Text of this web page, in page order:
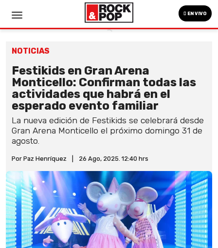
EN VIVO
NOTICIAS
Festikids en Gran Arena
Monticello: Confirman todas las
actividades que habrá en el
esperado evento familiar
La nueva edición de Festikids se celebrará desde
Gran Arena Monticello el próximo domingo 31 de
agosto.
Por Paz Henríquez 26 Ago, 2025. 12:40 hrs